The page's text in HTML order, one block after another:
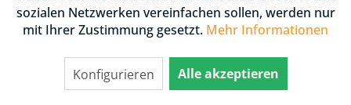
sozialen Netzwerken vereinfachen sollen, werden nur
mit Ihrer Zustimmung gesetzt. Mehr Informationen
Alle akzeptieren
Konfigurieren